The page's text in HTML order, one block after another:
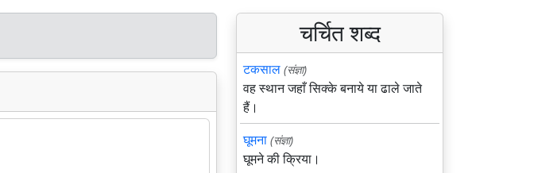
चर्चित शब्द
टकसाल (संज्ञा)
वह स्थान जहाँ सिक्के बनाये या ढाले जाते
हैं।
घूमना (संज्ञा)
घूमने की क्रिया।